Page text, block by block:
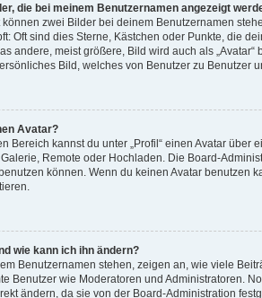
die bei meinem Benutzernamen angezeigt
zwei Bilder bei deinem Benutzernamen
Oft sind dies Sterne, Kästchen oder Punkte, die
andere, meist größere, Bild wird auch als
Bild, welches von Benutzer zu Benutzer
Avatar?
Bereich kannst du unter „Profil“ einen Avatar über
Remote oder Hochladen. Die Board-
können. Wenn du keinen Avatar benutzen
wie kann ich ihn ändern?
Benutzernamen stehen, zeigen an, wie viele
Benutzer wie Moderatoren und Administratoren.
ändern, da sie von der Board-Administration